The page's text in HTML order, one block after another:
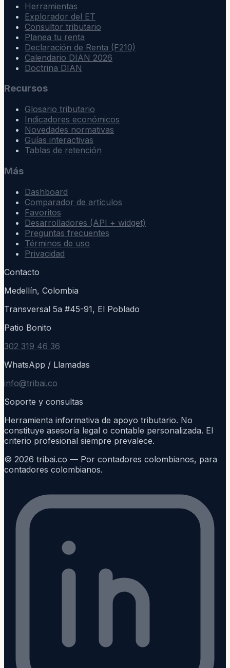
Herramientas
Explorador del ET
Consultor tributario
Planea tu renta
Declaración de Renta (F210)
Calendario DIAN 2026
Doctrina DIAN
Recursos
Glosario tributario
Indicadores económicos
Novedades normativas
Guías interactivas
Tablas de retención
Más
Dashboard
Comparador de artículos
Favoritos
Desarrolladores (API + widget)
Preguntas frecuentes
Términos de uso
Privacidad
Contacto
Medellín, Colombia
Transversal 5a #45-91, El Poblado
Patio Bonito
302 319 46 36
WhatsApp / Llamadas
info@tribai.co
Soporte y consultas
Herramienta informativa de apoyo tributario. No
constituye asesoría legal o contable personalizada. El
criterio profesional siempre prevalece.
© 2026 tribai.co — Por contadores colombianos, para
contadores colombianos.